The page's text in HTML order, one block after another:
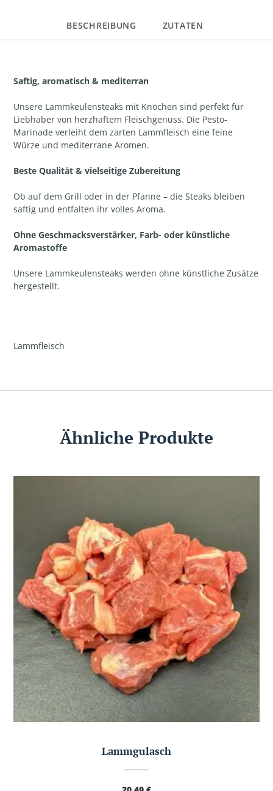
BESCHREIBUNG ZUTATEN
Saftig, aromatisch & mediterran
Unsere Lammkeulensteaks mit Knochen sind perfekt für
Liebhaber von herzhaftem Fleischgenuss. Die Pesto-
Marinade verleiht dem zarten Lammfleisch eine feine
Würze und mediterrane Aromen.
Beste Qualität & vielseitige Zubereitung
Ob auf dem Grill oder in der Pfanne – die Steaks bleiben
saftig und entfalten ihr volles Aroma.
Ohne Geschmacksverstärker, Farb- oder künstliche
Aromastoffe
Unsere Lammkeulensteaks werden ohne künstliche Zusätze
hergestellt.
Lammfleisch
Ähnliche Produkte
Lammgulasch